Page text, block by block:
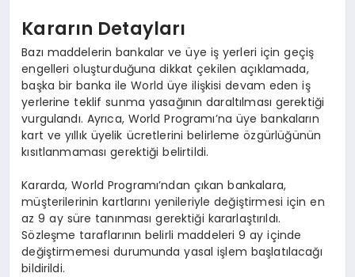
Kararın Detayları
Bazı maddelerin bankalar ve üye iş yerleri için geçiş
engelleri oluşturduğuna dikkat çekilen açıklamada,
başka bir banka ile World üye ilişkisi devam eden iş
yerlerine teklif sunma yasağının daraltılması gerektiği
vurgulandı. Ayrıca, World Programı’na üye bankaların
kart ve yıllık üyelik ücretlerini belirleme özgürlüğünün
kısıtlanmaması gerektiği belirtildi.
Kararda, World Programı’ndan çıkan bankalara,
müşterilerinin kartlarını yenileriyle değiştirmesi için en
az 9 ay süre tanınması gerektiği kararlaştırıldı.
Sözleşme taraflarının belirli maddeleri 9 ay içinde
değiştirmemesi durumunda yasal işlem başlatılacağı
bildirildi.